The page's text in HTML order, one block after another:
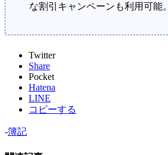
な割引キャンペーンも利用可能。
Twitter
Share
Pocket
Hatena
LINE
コピーする
-簿記